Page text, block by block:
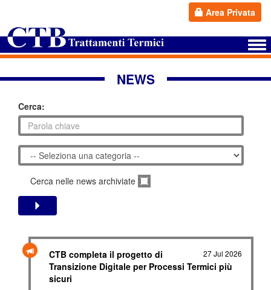
Area Privata
NEWS
Cerca:
Cerca nelle news archiviate
27 Jul 2026
CTB completa il progetto di
Transizione Digitale per Processi Termici più
sicuri